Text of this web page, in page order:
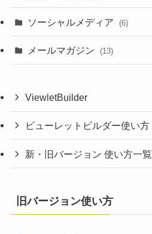
ソーシャルメディア (6)
メールマガジン (13)
ViewletBuilder
ビューレットビルダー使い方
新・旧バージョン 使い方一覧
旧バージョン使い方